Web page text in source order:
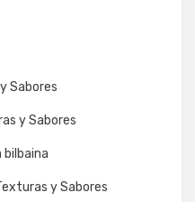
Sabores
y Sabores
bilbaina
y Sabores